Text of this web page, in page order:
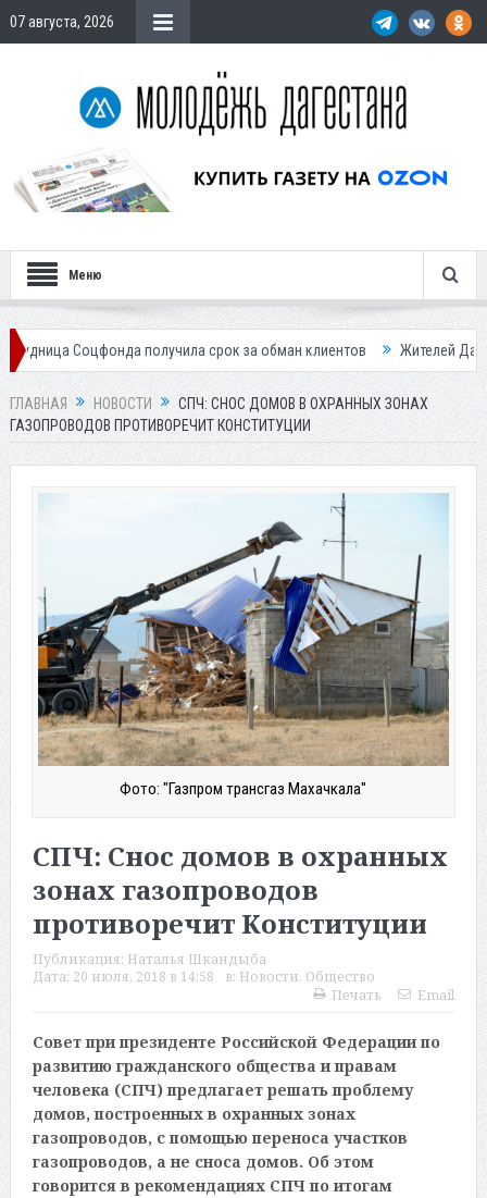
07 августа, 2026
Меню
получила срок за обман клиентов Жителей Дагестана
ГЛАВНАЯ НОВОСТИ
СПЧ: СНОС ДОМОВ В ОХРАННЫХ ЗОНАХ
ГАЗОПРОВОДОВ ПРОТИВОРЕЧИТ КОНСТИТУЦИИ
Фото: "Газпром трансгаз Махачкала"
СПЧ: Снос домов в охранных
зонах газопроводов
противоречит Конституции
Публикация: Наталья Шкандыба
Дата: 20 июля, 2018 в 14:58 в: Новости, Общество
Печать
Email
Совет при президенте Российской Федерации по
развитию гражданского общества и правам
человека (СПЧ) предлагает решать проблему
домов, построенных в охранных зонах
газопроводов, с помощью переноса участков
газопроводов, а не сноса домов. Об этом
говорится в рекомендациях СПЧ по итогам